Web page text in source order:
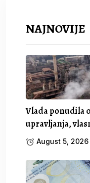
NAJNOVIJE
Vlada ponudila
upravljanja,
August 5, 2026